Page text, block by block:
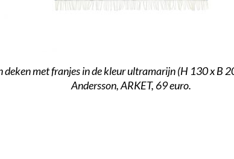
deken met franjes in de kleur ultramarijn (H 130 x B
Andersson, ARKET, 69 euro.